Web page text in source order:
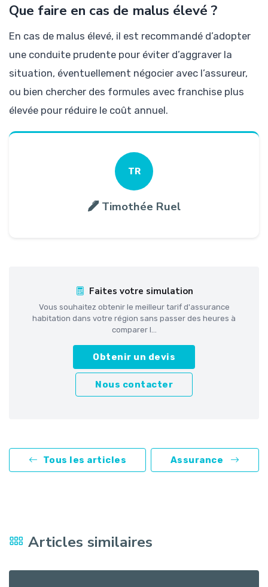
Que faire en cas de malus élevé ?
En cas de malus élevé, il est recommandé d’adopter
une conduite prudente pour éviter d’aggraver la
situation, éventuellement négocier avec l’assureur,
ou bien chercher des formules avec franchise plus
élevée pour réduire le coût annuel.
TR
Timothée Ruel
Faites votre simulation
Vous souhaitez obtenir le meilleur tarif d'assurance
habitation dans votre région sans passer des heures à
comparer l...
Obtenir un devis
Nous contacter
Tous les articles Assurance
Articles similaires